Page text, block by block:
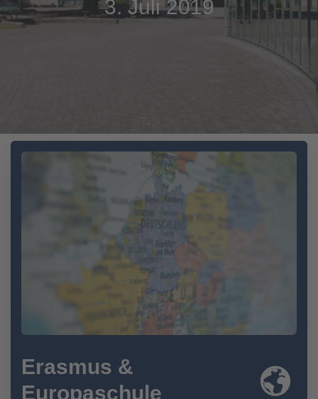
3. Juli 2019
Erasmus &
Europaschule